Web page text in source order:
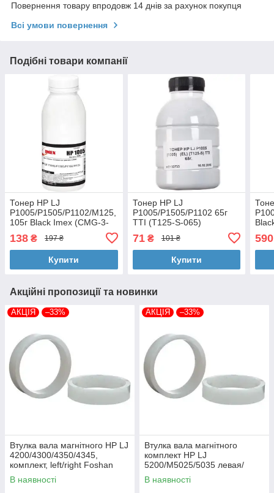
Повернення товару впродовж 14 днів за рахунок покупця
Всі умови повернення
Подібні товари компанії
Тонер HP LJ
P1005/P1505/P1102/M125,
105г Black Imex (CMG-3-
138 ₴ 197 ₴
Купити
Тонер HP LJ
P1005/P1505/P1102 65г
TTI (T125-S-065)
71₴ 101 ₴
Купити
590
Акційні пропозиції та новинки
АКЦІЯ –33%
Втулка вала магнітного HP LJ
4200/4300/4350/4345,
комплект, left/right Foshan
(MAG-1338A-BSH-Foshan)
В наявності
АКЦІЯ –33%
Втулка вала магнітного
комплект HP LJ
5200/M5025/5035 левая/
правая Foshan (MAG-7516A-
BSH-Foshan)
В наявності